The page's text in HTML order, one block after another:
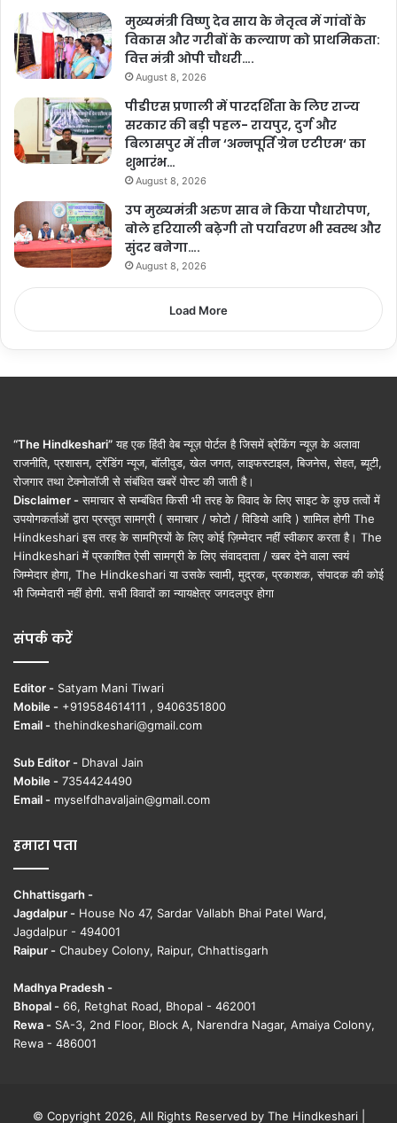
मुख्यमंत्री विष्णु देव साय के नेतृत्व में गांवों के
विकास और गरीबों के कल्याण को प्राथमिकता:
वित्त मंत्री ओपी चौधरी….
August 8, 2026
पीडीएस प्रणाली में पारदर्शिता के लिए राज्य
सरकार की बड़ी पहल- रायपुर, दुर्ग और
बिलासपुर में तीन ‘अन्नपूर्ति ग्रेन एटीएम‘ का
शुभारंभ…
August 8, 2026
उप मुख्यमंत्री अरुण साव ने किया पौधारोपण,
बोले हरियाली बढ़ेगी तो पर्यावरण भी स्वस्थ और
सुंदर बनेगा….
August 8, 2026
Load More
“The Hindkeshari”यह एक हिंदी वेब न्यूज़ पोर्टल है जिसमें ब्रेकिंग न्यूज़ के अलावा
राजनीति, प्रशासन, ट्रेंडिंग न्यूज, बॉलीवुड, खेल जगत, लाइफस्टाइल, बिजनेस, सेहत, ब्यूटी,
रोजगार तथा टेक्नोलॉजी से संबंधित खबरें पोस्ट की जाती है।
Disclaimer - समाचार से सम्बंधित किसी भी तरह के विवाद के लिए साइट के कुछ तत्वों में
उपयोगकर्ताओं द्वारा प्रस्तुत सामग्री ( समाचार / फोटो / विडियो आदि ) शामिल होगी The
Hindkeshari इस तरह के सामग्रियों के लिए कोई ज़िम्मेदार नहीं स्वीकार करता है। The
Hindkeshari में प्रकाशित ऐसी सामग्री के लिए संवाददाता / खबर देने वाला स्वयं
जिम्मेदार होगा, The Hindkeshari या उसके स्वामी, मुद्रक, प्रकाशक, संपादक की कोई
भी जिम्मेदारी नहीं होगी. सभी विवादों का न्यायक्षेत्र जगदलपुर होगा
संपर्क करें
Editor - Satyam Mani Tiwari
Mobile - +919584614111 , 9406351800
Email - thehindkeshari@gmail.com
Sub Editor - Dhaval Jain
Mobile - 7354424490
Email - myselfdhavaljain@gmail.com
हमारा पता
Chhattisgarh -
Jagdalpur - House No 47, Sardar Vallabh Bhai Patel Ward,
Jagdalpur - 494001
Raipur - Chaubey Colony, Raipur, Chhattisgarh
Madhya Pradesh -
Bhopal - 66, Retghat Road, Bhopal - 462001
Rewa - SA-3, 2nd Floor, Block A, Narendra Nagar, Amaiya Colony,
Rewa - 486001
© Copyright 2026, All Rights Reserved by The Hindkeshari |